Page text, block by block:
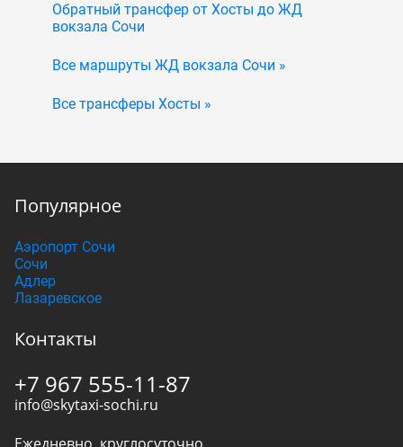
Обратный трансфер от Хосты до ЖД
вокзала Сочи
Все маршруты ЖД вокзала Сочи »
Все трансферы Хосты »
Популярное
Аэропорт Сочи
Сочи
Адлер
Лазаревское
Контакты
+7 967 555-11-87
info@skytaxi-sochi.ru